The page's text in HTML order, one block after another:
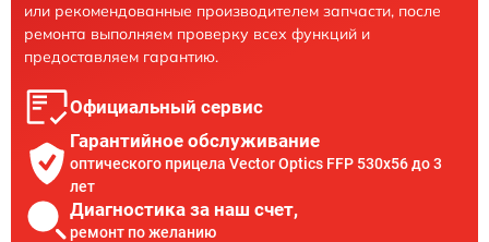
или рекомендованные производителем запчасти, после
ремонта выполняем проверку всех функций и
предоставляем гарантию.
Официальный сервис
Гарантийное обслуживание
оптического прицела Vector Optics FFP 530x56 до 3
лет
Диагностика за наш счет,
ремонт по желанию